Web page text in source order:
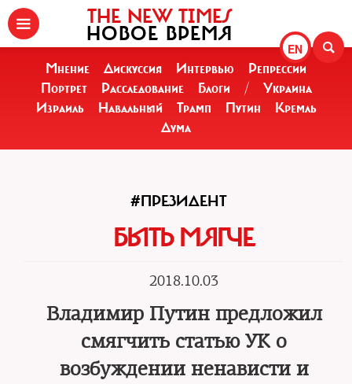
EN
THE NEW TIMES
НОВОЕ ВРЕМЯ
Мнение Дискуссия Интервью
Репрессии
Портрет
Расследование Блоги /
Украина
Израиль
Навальный Трамп Путин
Кремль
Дума
#ПРЕЗИДЕНТ
БЫТЬ МЯГЧЕ
2018.10.03
Владимир Путин предложил
смягчить статью УК о
возбуждении ненависти и